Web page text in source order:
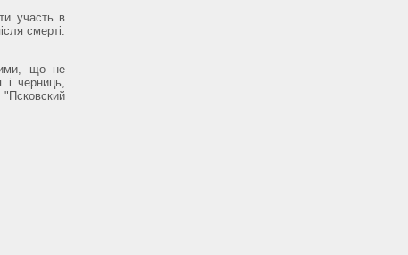
участь в
смерті.
що не
і черниць,